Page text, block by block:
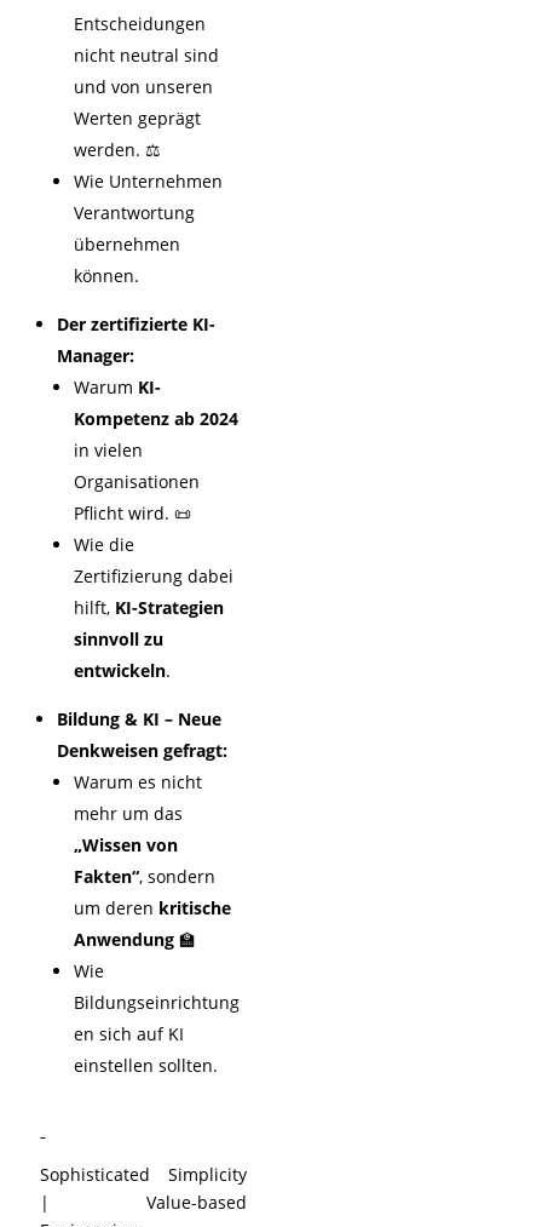
Entscheidungen
nicht neutral sind
und von unseren
Werten geprägt
werden. ⚖️
Wie Unternehmen
Verantwortung
übernehmen
können.
Der zertifizierte KI-
Manager:
Warum KI-
Kompetenz ab 2024
in vielen
Organisationen
Pflicht wird. 📜
Wie die
Zertifizierung dabei
hilft, KI-Strategien
sinnvoll zu
entwickeln.
Bildung & KI – Neue
Denkweisen gefragt:
Warum es nicht
mehr um das
„Wissen von
Fakten“, sondern
um deren kritische
Anwendung 🏫
Wie
Bildungseinrichtung
en sich auf KI
einstellen sollten.
Sophisticated Simplicity
| Value-based